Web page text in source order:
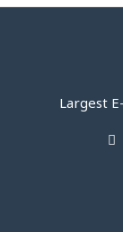
Largest